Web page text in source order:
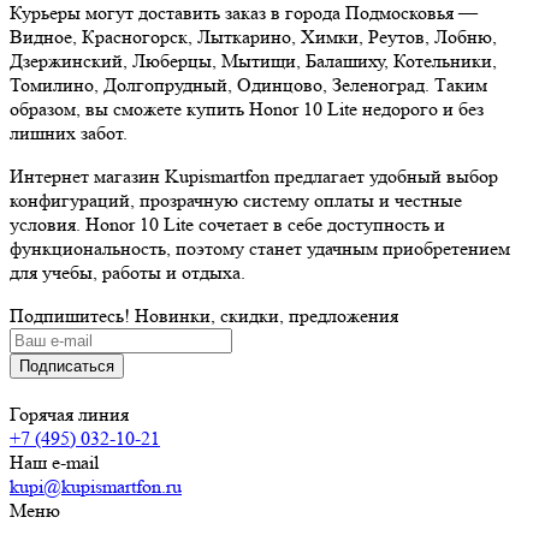
Курьеры могут доставить заказ в города Подмосковья —
Видное, Красногорск, Лыткарино, Химки, Реутов, Лобню,
Дзержинский, Люберцы, Мытищи, Балашиху, Котельники,
Томилино, Долгопрудный, Одинцово, Зеленоград. Таким
образом, вы сможете купить Honor 10 Lite недорого и без
лишних забот.
Интернет магазин Kupismartfon предлагает удобный выбор
конфигураций, прозрачную систему оплаты и честные
условия. Honor 10 Lite сочетает в себе доступность и
функциональность, поэтому станет удачным приобретением
для учебы, работы и отдыха.
Подпишитесь! Новинки, скидки, предложения
Горячая линия
+7 (495) 032-10-21
Наш e-mail
kupi@kupismartfon.ru
Меню